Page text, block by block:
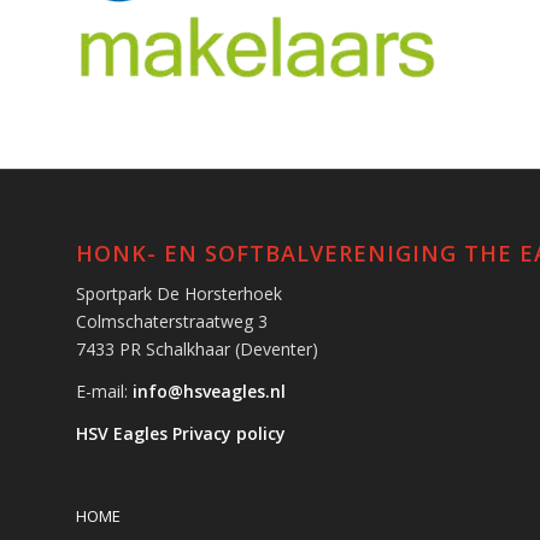
HONK- EN SOFTBALVERENIGING THE
Sportpark De Horsterhoek
Colmschaterstraatweg 3
7433 PR Schalkhaar (Deventer)
E-mail: info@hsveagles.nl
HSV Eagles Privacy policy
HOME